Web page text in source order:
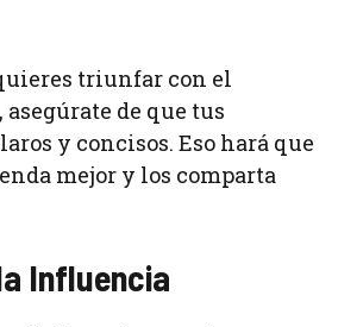
triunfar con el
de que tus
y concisos. Eso hará que
mejor y los comparta
Influencia